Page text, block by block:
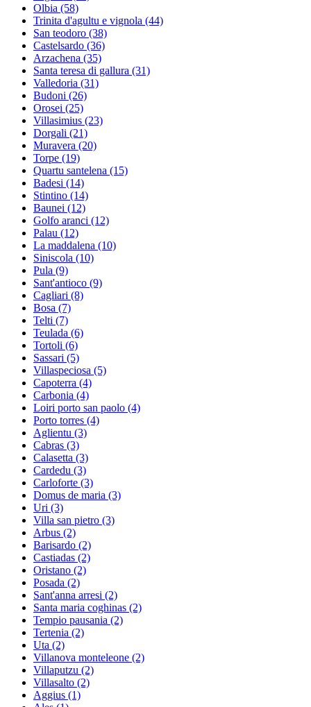
Olbia (58)
Trinita d'agultu e vignola (44)
San teodoro (38)
Castelsardo (36)
Arzachena (35)
Santa teresa di gallura (31)
Valledoria (31)
Budoni (26)
Orosei (25)
Villasimius (23)
Dorgali (21)
Muravera (20)
Torpe (19)
Quartu santelena (15)
Badesi (14)
Stintino (14)
Baunei (12)
Golfo aranci (12)
Palau (12)
La maddalena (10)
Siniscola (10)
Pula (9)
Sant'antioco (9)
Cagliari (8)
Bosa (7)
Telti (7)
Teulada (6)
Tortoli (6)
Sassari (5)
Villaspeciosa (5)
Capoterra (4)
Carbonia (4)
Loiri porto san paolo (4)
Porto torres (4)
Aglientu (3)
Cabras (3)
Calasetta (3)
Cardedu (3)
Carloforte (3)
Domus de maria (3)
Uri (3)
Villa san pietro (3)
Arbus (2)
Barisardo (2)
Castiadas (2)
Oristano (2)
Posada (2)
Sant'anna arresi (2)
Santa maria coghinas (2)
Tempio pausania (2)
Tertenia (2)
Uta (2)
Villanova monteleone (2)
Villaputzu (2)
Villasalto (2)
Aggius (1)